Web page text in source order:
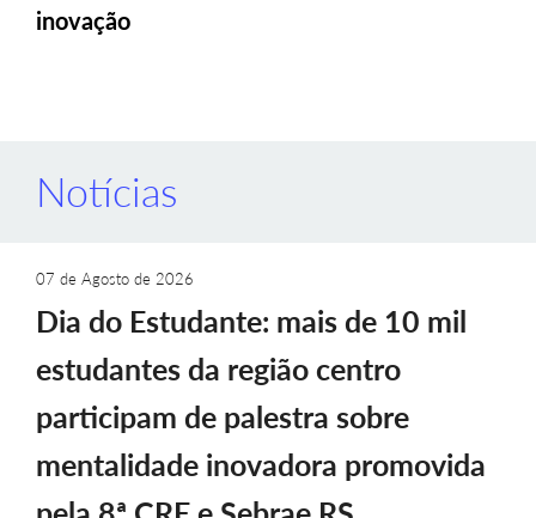
inovação
Notícias
07 de Agosto de 2026
Dia do Estudante: mais de 10 mil
estudantes da região centro
participam de palestra sobre
mentalidade inovadora promovida